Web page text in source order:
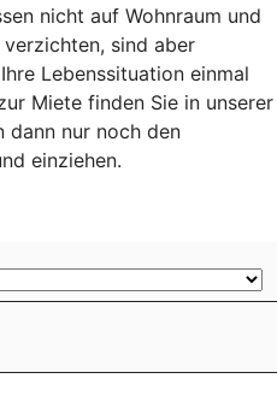
nicht auf Wohnraum und
sind aber
Lebenssituation einmal
Miete finden Sie in unserer
dann nur noch den
einziehen.